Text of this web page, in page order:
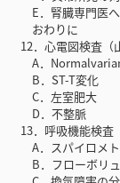
E．腎臓専門医へ
おわりに
12．心電図検査（
A．
B．ST-T変化
C．左室肥大
D．不整脈
13．呼吸機能検査
A．スパイロメト
B．フローボリュ